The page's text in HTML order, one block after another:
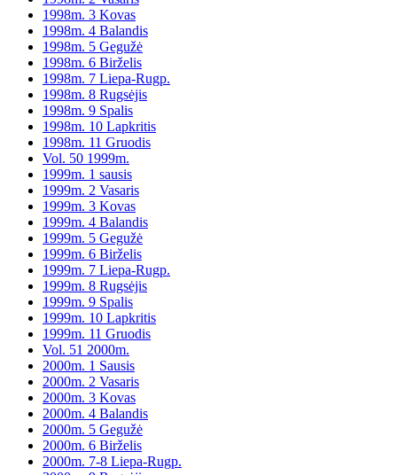
1998m. 3 Kovas
1998m. 4 Balandis
1998m. 5 Gegužė
1998m. 6 Birželis
1998m. 7 Liepa-Rugp.
1998m. 8 Rugsėjis
1998m. 9 Spalis
1998m. 10 Lapkritis
1998m. 11 Gruodis
Vol. 50 1999m.
1999m. 1 sausis
1999m. 2 Vasaris
1999m. 3 Kovas
1999m. 4 Balandis
1999m. 5 Gegužė
1999m. 6 Birželis
1999m. 7 Liepa-Rugp.
1999m. 8 Rugsėjis
1999m. 9 Spalis
1999m. 10 Lapkritis
1999m. 11 Gruodis
Vol. 51 2000m.
2000m. 1 Sausis
2000m. 2 Vasaris
2000m. 3 Kovas
2000m. 4 Balandis
2000m. 5 Gegužė
2000m. 6 Birželis
2000m. 7-8 Liepa-Rugp.